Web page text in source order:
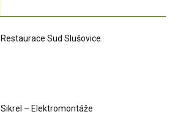
Restaurace Sud Slušovice
Sikrel – Elektromontáže